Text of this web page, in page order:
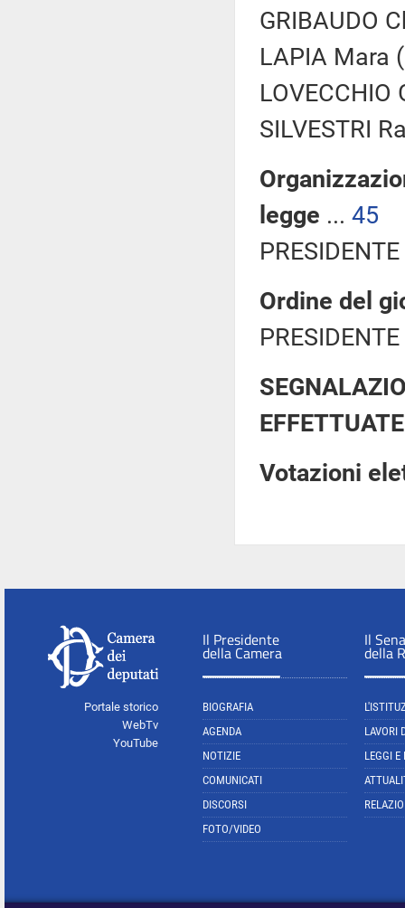
GRIBAUDO
LAPIA Mara
SILVESTRI
legge ... 45
Ordine del
Votazioni
Portale storico
WebTv
YouTube
Il Presidente
della Camera
BIOGRAFIA
AGENDA
NOTIZIE
COMUNICATI
DISCORSI
FOTO/VIDEO
Il
della
LAVORI
LEGGI E